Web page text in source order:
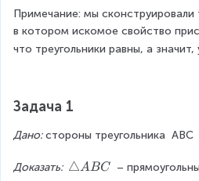
1
c
^
2
^
2
n
g
le
t
a
Примечание: мы сконструировали
в котором искомое свойство
что треугольники равны, а значит,
Задача 1
Дано: стороны треугольника ABC
Доказать: \
△ABC –